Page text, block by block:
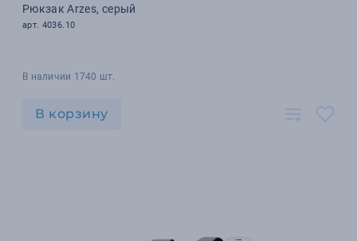
Рюкзак Arzes, серый
арт. 4036.10
В наличии 1740 шт.
В корзину